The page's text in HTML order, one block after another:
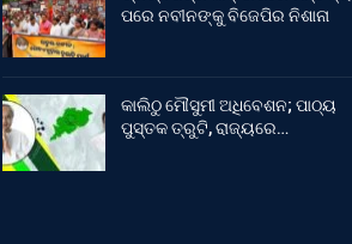
ପରେ ନବୀନଙ୍କୁ ବିଜେପିର ନିଶାନା
କାଲିଠୁ ମୌସୁମୀ ଅଧିବେଶନ; ପାଠ୍ୟ
ପୁସ୍ତକ ତ୍ରୁଟି, ରାଜ୍ୟରେ…